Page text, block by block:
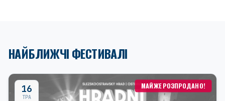
НАЙБЛИЖЧІ ФЕСТИВАЛІ
16
ТРА
МАЙЖЕ РОЗПРОДАНО!